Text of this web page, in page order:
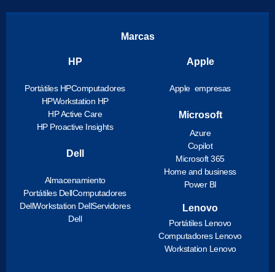
Marcas
HP
Portátiles HPComputadores
HPWorkstation HP
HP Active Care
HP Proactive Insights
Dell
Almacenamiento
Portátiles DellComputadores
DellWorkstation DellServidores
Dell
Apple
Apple empresas
Microsoft
Azure
Copilot
Microsoft 365
Home and business
Power BI
Lenovo
Portátiles Lenovo
Computadores Lenovo
Workstation Lenovo